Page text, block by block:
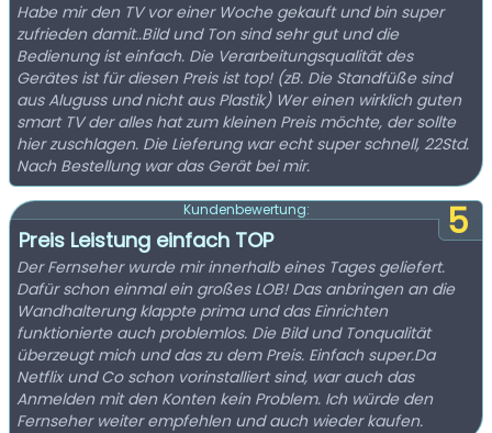
Habe mir den TV vor einer Woche gekauft und bin super
zufrieden damit..Bild und Ton sind sehr gut und die
Bedienung ist einfach. Die Verarbeitungsqualität des
Gerätes ist für diesen Preis ist top! (zB. Die Standfüße sind
aus Aluguss und nicht aus Plastik) Wer einen wirklich guten
smart TV der alles hat zum kleinen Preis möchte, der sollte
hier zuschlagen. Die Lieferung war echt super schnell, 22Std.
Nach Bestellung war das Gerät bei mir.
5
Kundenbewertung:
Preis Leistung einfach TOP
Der Fernseher wurde mir innerhalb eines Tages geliefert.
Dafür schon einmal ein großes LOB! Das anbringen an die
Wandhalterung klappte prima und das Einrichten
funktionierte auch problemlos. Die Bild und Tonqualität
überzeugt mich und das zu dem Preis. Einfach super.Da
Netflix und Co schon vorinstalliert sind, war auch das
Anmelden mit den Konten kein Problem. Ich würde den
Fernseher weiter empfehlen und auch wieder kaufen.